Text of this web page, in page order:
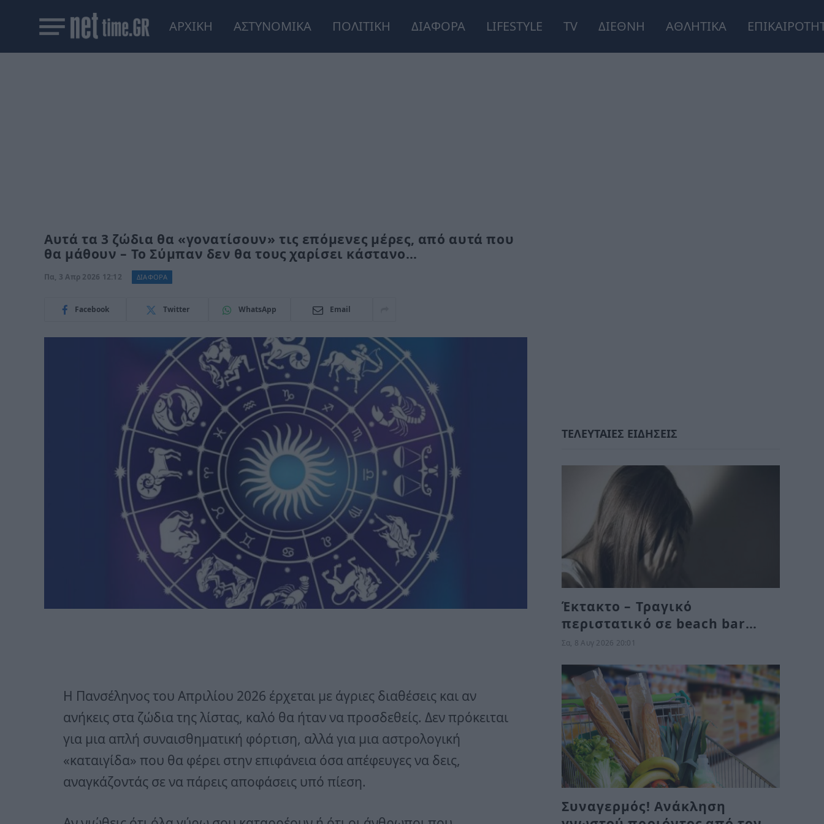
ΑΡΧΙΚΗ ΑΣΤΥΝΟΜΙΚΑ ΠΟΛΙΤΙΚΗ ΔΙΑΦΟΡΑ LIFESTYLE TV ΔΙΕΘΝΗ ΑΘΛΗΤΙΚΑ
Αυτά τα 3 ζώδια θα «γονατίσουν» τις επόμενες μέρες, από αυτά που
θα μάθουν – Το Σύμπαν δεν θα τους χαρίσει κάστανο…
Πα, 3 Απρ 2026 12:12 ΔΙΑΦΟΡΑ
Facebook Twitter WhatsApp Email
Η Πανσέληνος του Απριλίου 2026 έρχεται με άγριες διαθέσεις και αν
ανήκεις στα ζώδια της λίστας, καλό θα ήταν να προσδεθείς. Δεν πρόκειται
για μια απλή συναισθηματική φόρτιση, αλλά για μια αστρολογική
«καταιγίδα» που θα φέρει στην επιφάνεια όσα απέφευγες να δεις,
αναγκάζοντάς σε να πάρεις αποφάσεις υπό πίεση.
ΤΕΛΕΥΤΑΙΕΣ ΕΙΔΗΣΕΙΣ
Έκτακτο – Τραγικό
περιστατικό σε beach bar
στην Πάρο
Σα, 8 Αυγ 2026 20:01
Συναγερμός! Ανάκληση